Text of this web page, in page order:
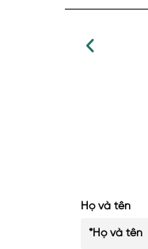
Họ và tên